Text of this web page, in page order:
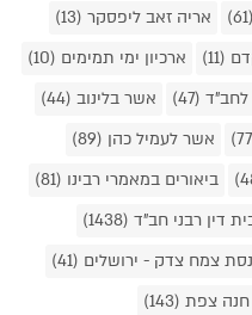
אריה זאב ליפסקר (13)
(11)
ארכיון ימי תמימים (10)
(47)
אשר בלינוב (44)
אשר לעמיל כהן (89)
ביאורים במאמרי רבינו (81)
דין רבני חב"ד (1438)
צמח צדק - ירושלים (41)
צפת (143)